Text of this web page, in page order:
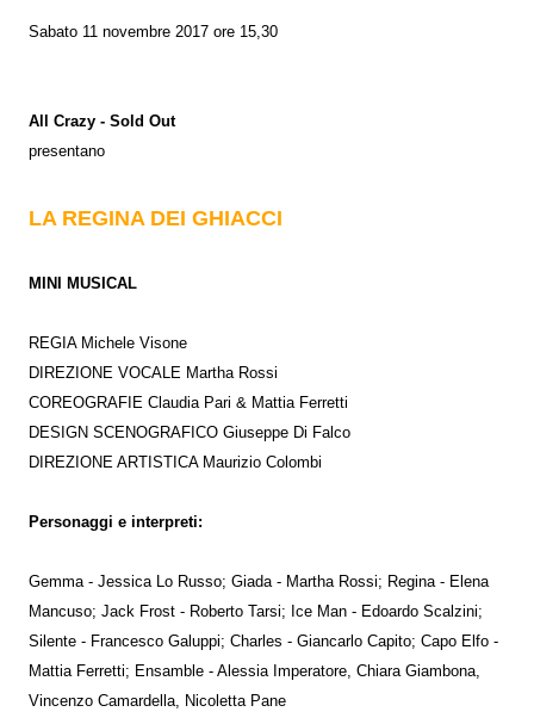
Sabato 11 novembre 2017 ore 15,30
All Crazy - Sold Out
presentano
LA REGINA DEI GHIACCI
MINI MUSICAL
REGIA Michele Visone
DIREZIONE VOCALE Martha Rossi
COREOGRAFIE Claudia Pari & Mattia Ferretti
DESIGN SCENOGRAFICO Giuseppe Di Falco
DIREZIONE ARTISTICA Maurizio Colombi
Personaggi e interpreti:
Gemma - Jessica Lo Russo; Giada - Martha Rossi; Regina - Elena
Mancuso; Jack Frost - Roberto Tarsi; Ice Man - Edoardo Scalzini;
Silente - Francesco Galuppi; Charles - Giancarlo Capito; Capo Elfo -
Mattia Ferretti; Ensamble - Alessia Imperatore, Chiara Giambona,
Vincenzo Camardella, Nicoletta Pane